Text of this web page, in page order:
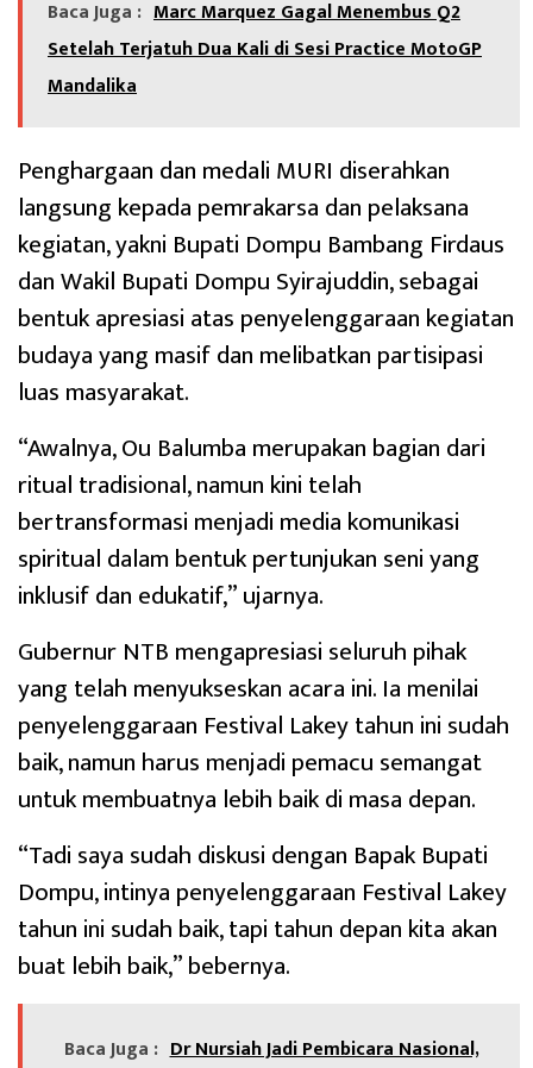
Baca Juga : Marc Marquez Gagal Menembus Q2
Setelah Terjatuh Dua Kali di Sesi Practice MotoGP
Mandalika
Penghargaan dan medali MURI diserahkan
langsung kepada pemrakarsa dan pelaksana
kegiatan, yakni Bupati Dompu Bambang Firdaus
dan Wakil Bupati Dompu Syirajuddin, sebagai
bentuk apresiasi atas penyelenggaraan kegiatan
budaya yang masif dan melibatkan partisipasi
luas masyarakat.
“Awalnya, Ou Balumba merupakan bagian dari
ritual tradisional, namun kini telah
bertransformasi menjadi media komunikasi
spiritual dalam bentuk pertunjukan seni yang
inklusif dan edukatif,” ujarnya.
Gubernur NTB mengapresiasi seluruh pihak
yang telah menyukseskan acara ini. Ia menilai
penyelenggaraan Festival Lakey tahun ini sudah
baik, namun harus menjadi pemacu semangat
untuk membuatnya lebih baik di masa depan.
“Tadi saya sudah diskusi dengan Bapak Bupati
Dompu, intinya penyelenggaraan Festival Lakey
tahun ini sudah baik, tapi tahun depan kita akan
buat lebih baik,” bebernya.
Baca Juga : Dr Nursiah Jadi Pembicara Nasional,